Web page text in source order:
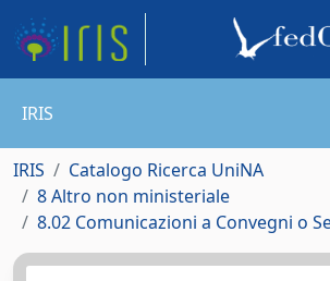
IRIS
IRIS
Catalogo Ricerca UniNA
8 Altro non ministeriale
8.02 Comunicazioni a Convegni o